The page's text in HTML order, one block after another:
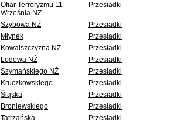
Ofiar Terroryzmu 11
Września NŻ
Przesiadki
Szybowa NŻ
Przesiadki
Młynek
Przesiadki
Kowalszczyzna NŻ
Przesiadki
Lodowa NŻ
Przesiadki
Szymańskiego NŻ
Przesiadki
Kruczkowskiego
Przesiadki
Śląska
Przesiadki
Broniewskiego
Przesiadki
Tatrzańska
Przesiadki